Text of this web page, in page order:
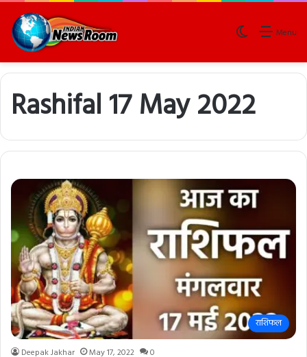
Menu
Switch skin
Rashifal 17 May 2022
राशिफल
Deepak Jakhar May 17, 2022 0